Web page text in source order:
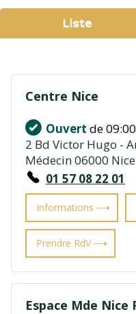
trouvés
Liste
Centre Nice
Ouvert de
2 Bd Victor Hugo -
Médecin 06000 Nice
01 57 08 22 01
Informations
Prendre RdV
Espace Mde Nice